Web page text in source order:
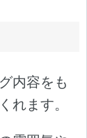
内容をも
れます。